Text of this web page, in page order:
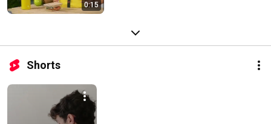
0:15
Shorts